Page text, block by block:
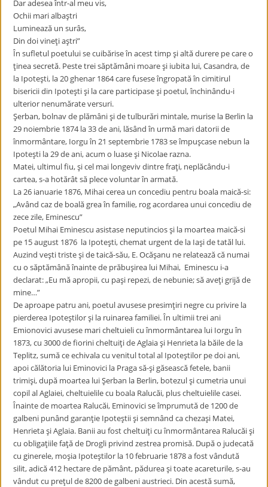
Dar adesea într-al meu vis,
Ochii mari albaştri
Luminează un surâs,
Din doi vineţi aştri”
În sufletul poetului se cuibărise în acest timp şi altă durere pe care o
ţinea secretă. Peste trei săptămâni moare şi iubita lui, Casandra, de
la Ipoteşti, la 20 ghenar 1864 care fusese îngropată în cimitirul
bisericii din Ipoteşti şi la care participase şi poetul, închinându-i
ulterior nenumărate versuri.
Şerban, bolnav de plămâni şi de tulburări mintale, murise la Berlin la
29 noiembrie 1874 la 33 de ani, lăsând în urmă mari datorii de
înmormântare, Iorgu în 21 septembrie 1783 se împuşcase nebun la
Ipoteşti la 29 de ani, acum o luase şi Nicolae razna.
Matei, ultimul fiu, şi cel mai longeviv dintre fraţi, neplăcându-i
cartea, s-a hotărât să plece voluntar în armată.
La 26 ianuarie 1876, Mihai cerea un concediu pentru boala maică-si:
„Având caz de boală grea în familie, rog acordarea unui concediu de
zece zile, Eminescu”
Poetul Mihai Eminescu asistase neputincios şi la moartea maică-si
pe 15 august 1876 la Ipoteşti, chemat urgent de la Iaşi de tatăl lui.
Auzind veşti triste şi de taică-său, E. Ocăşanu ne relatează că numai
cu o săptămână înainte de prăbuşirea lui Mihai, Eminescu i-a
declarat: „Eu mă apropii, cu paşi repezi, de nebunie; să aveţi grijă de
mine…”
De aproape patru ani, poetul avusese presimţiri negre cu privire la
pierderea Ipoteştilor şi la ruinarea familiei. În ultimii trei ani
Emionovici avusese mari cheltuieli cu înmormântarea lui Iorgu în
1873, cu 3000 de fiorini cheltuiţi de Aglaia şi Henrieta la băile de la
Teplitz, sumă ce echivala cu venitul total al Ipoteştilor pe doi ani,
apoi călătoria lui Eminovici la Praga să-şi găsească fetele, banii
trimişi, după moartea lui Şerban la Berlin, botezul şi cumetria unui
copil al Aglaiei, cheltuielile cu boala Ralucăi, plus cheltuielile casei.
Înainte de moartea Ralucăi, Eminovici se împrumută de 1200 de
galbeni punând garanţie Ipoteştii şi semnând ca chezaşi Matei,
Henrieta şi Aglaia. Banii au fost cheltuiţi cu înmormântarea Ralucăi şi
cu obligaţiile faţă de Drogli privind zestrea promisă. După o judecată
cu ginerele, moşia Ipoteştilor la 10 februarie 1878 a fost vândută
silit, adică 412 hectare de pământ, pădurea şi toate acareturile, s-au
vândut cu preţul de 8200 de galbeni austrieci. Din acestă sumă,